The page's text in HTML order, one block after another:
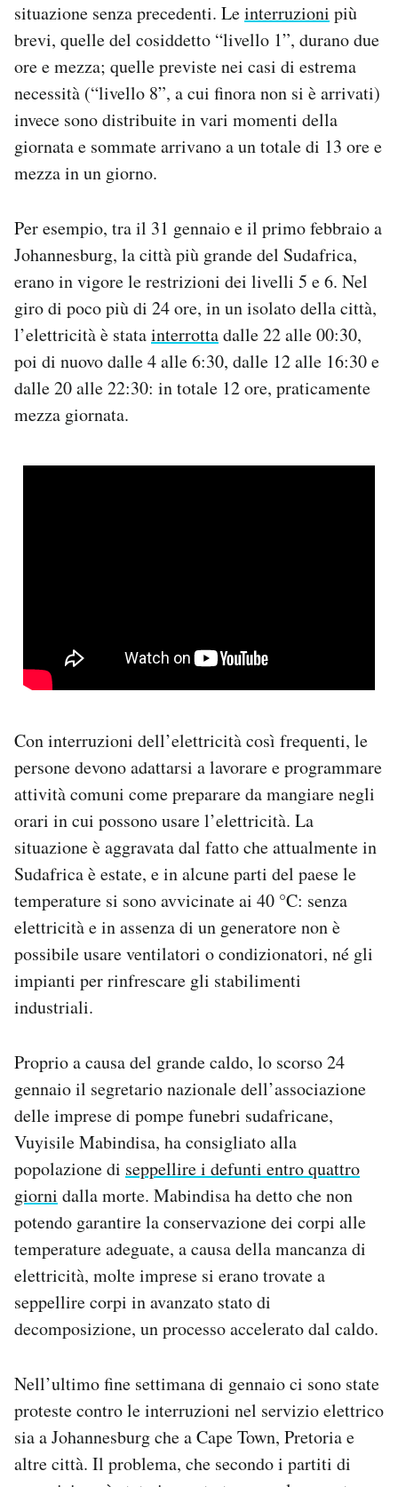
situazione senza precedenti. Leinterruzioni più
brevi, quelle del cosiddetto “livello 1”, durano due
ore e mezza; quelle previste nei casi di estrema
necessità (“livello 8”, a cui finora non si è arrivati)
invece sono distribuite in vari momenti della
giornata e sommate arrivano a un totale di 13 ore e
mezza in un giorno.
Per esempio, tra il 31 gennaio e il primo febbraio a
Johannesburg, la città più grande del Sudafrica,
erano in vigore le restrizioni dei livelli 5 e 6. Nel
giro di poco più di 24 ore, in un isolato della città,
l’elettricità è statainterrottadalle 22 alle 00:30,
poi di nuovo dalle 4 alle 6:30, dalle 12 alle 16:30 e
dalle 20 alle 22:30: in totale 12 ore, praticamente
mezza giornata.
Con interruzioni dell’elettricità così frequenti, le
persone devono adattarsi a lavorare e programmare
attività comuni come preparare da mangiare negli
orari in cui possono usare l’elettricità. La
situazione è aggravata dal fatto che attualmente in
Sudafrica è estate, e in alcune parti del paese le
temperature si sono avvicinate ai 40 °C: senza
elettricità e in assenza di un generatore non è
possibile usare ventilatori o condizionatori, né gli
impianti per rinfrescare gli stabilimenti
industriali.
Proprio a causa del grande caldo, lo scorso 24
gennaio il segretario nazionale dell’associazione
delle imprese di pompe funebri sudafricane,
Vuyisile Mabindisa, ha consigliato alla
popolazione di seppellire i defunti entro quattro
giorni dalla morte. Mabindisa ha detto che non
potendo garantire la conservazione dei corpi alle
temperature adeguate, a causa della mancanza di
elettricità, molte imprese si erano trovate a
seppellire corpi in avanzato stato di
decomposizione, un processo accelerato dal caldo.
Nell’ultimo fine settimana di gennaio ci sono state
proteste contro le interruzioni nel servizio elettrico
sia a Johannesburg che a Cape Town, Pretoria e
altre città. Il problema, che secondo i partiti di